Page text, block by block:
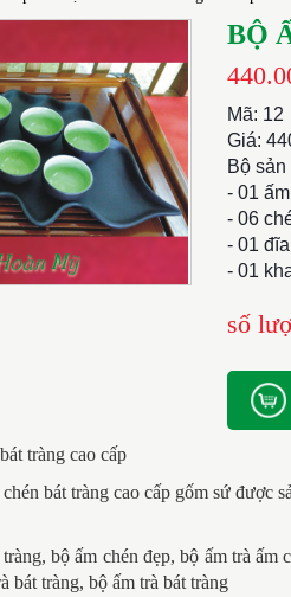
BỘ
Mã: 12
Giá:
Bộ
- 01
- 06
- 01
- 01
số
tràng cao cấp
bát tràng cao cấp gốm sứ được
bộ ấm chén đẹp, bộ ấm trà ấm
bát tràng, bộ ấm trà bát tràng